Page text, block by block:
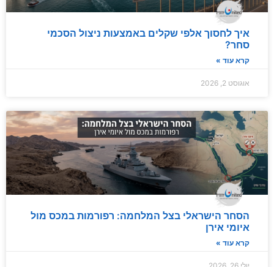
איך לחסוך אלפי שקלים באמצעות ניצול הסכמי
סחר?
קרא עוד »
אוגוסט 2, 2026
הסחר הישראלי בצל המלחמה: רפורמות במכס מול
איומי אירן
קרא עוד »